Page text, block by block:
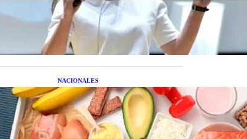
La startup creada por una
salteña que busca resolver el
estrés financiero en
Latinoamérica
NACIONALES
Nutrición inteligente: Cinco
superalimentos de temporada
que deberías sumar a tu dieta
este mes